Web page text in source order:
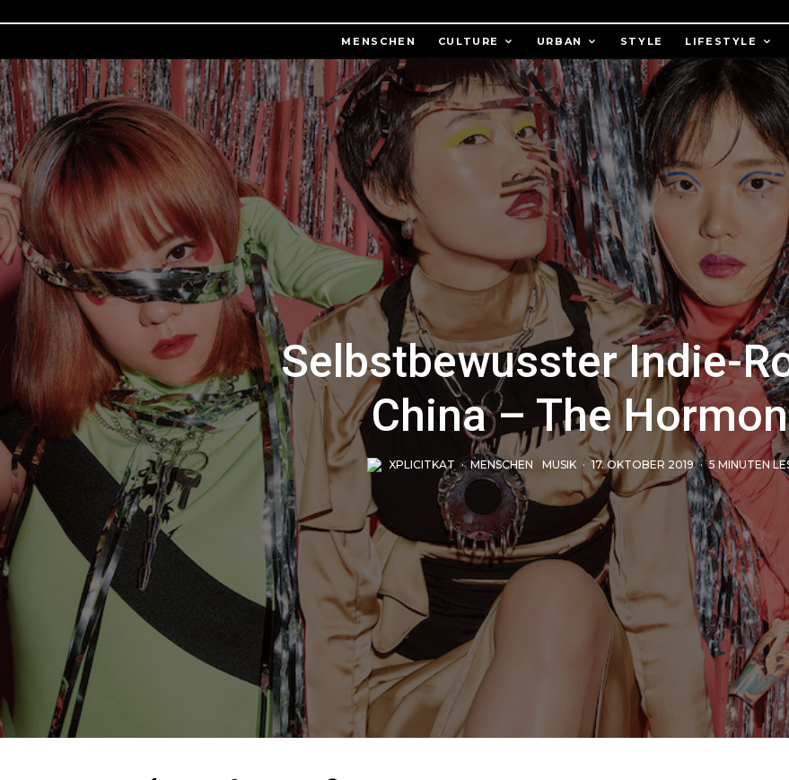
MENSCHEN CULTURE URBAN STYLE LIFESTYLE
Selbstbewusster Indie-
China – The
XPLICITKAT · MENSCHEN MUSIK · 17. OKTOBER 2019 · 5 MINUTEN